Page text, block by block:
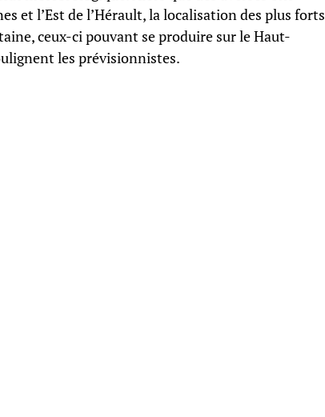
et l’Est de l’Hérault, la localisation des plus forts
ceux-ci pouvant se produire sur le Haut-
les prévisionnistes.